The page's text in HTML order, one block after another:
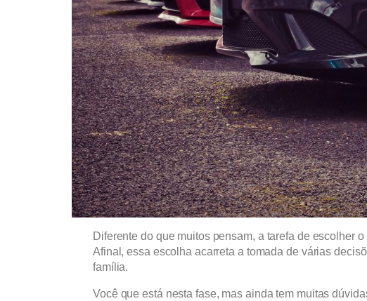
Diferente do que muitos pensam, a tarefa de escolher
Afinal, essa escolha acarreta a tomada de várias
família.
Você que está nesta fase, mas ainda tem muitas